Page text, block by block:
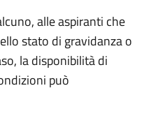
alle aspiranti che
stato di gravidanza o
la disponibilità di
può